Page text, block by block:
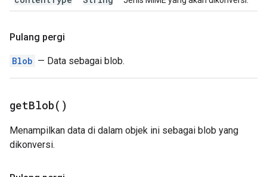
Pulang pergi
Blob — Data sebagai blob.
getBlob( )
Menampilkan data di dalam objek ini sebagai blob yang
dikonversi.